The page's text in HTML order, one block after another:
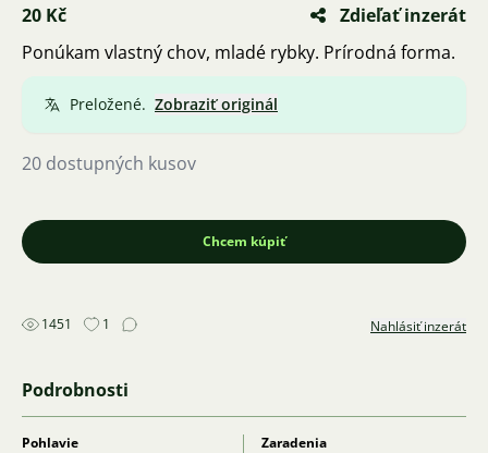
20 Kč
Zdieľať inzerát
Ponúkam vlastný chov, mladé rybky. Prírodná forma.
Preložené. Zobraziť originál
20 dostupných kusov
Chcem kúpiť
1451 1 Nahlásiť inzerát
Podrobnosti
Pohlavie
Zaradenia